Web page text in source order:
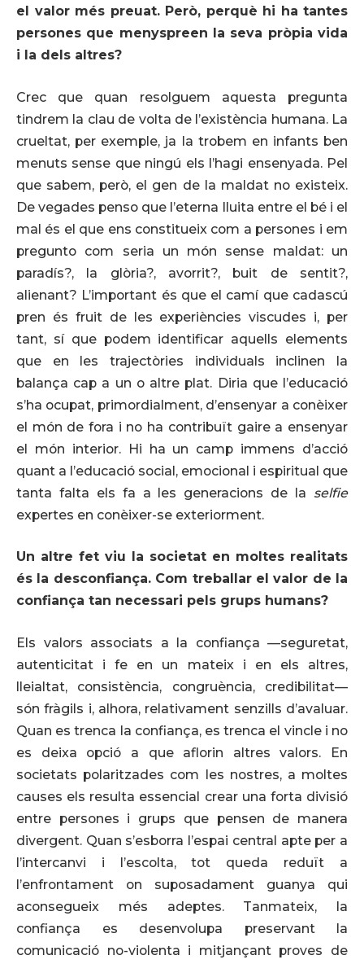
el valor més preuat. Però, perquè hi ha tantes
persones que menyspreen la seva pròpia vida
i la dels altres?
Crec que quan resolguem aquesta pregunta
tindrem la clau de volta de l’existència humana. La
crueltat, per exemple, ja la trobem en infants ben
menuts sense que ningú els l’hagi ensenyada. Pel
que sabem, però, el gen de la maldat no existeix.
De vegades penso que l’eterna lluita entre el bé i el
mal és el que ens constitueix com a persones i em
pregunto com seria un món sense maldat: un
paradís?, la glòria?, avorrit?, buit de sentit?,
alienant? L’important és que el camí que cadascú
pren és fruit de les experiències viscudes i, per
tant, sí que podem identificar aquells elements
que en les trajectòries individuals inclinen la
balança cap a un o altre plat. Diria que l’educació
s’ha ocupat, primordialment, d’ensenyar a conèixer
el món de fora i no ha contribuït gaire a ensenyar
el món interior. Hi ha un camp immens d’acció
quant a l’educació social, emocional i espiritual que
tanta falta els fa a les generacions de la selfie
expertes en conèixer-se exteriorment.
Un altre fet viu la societat en moltes realitats
és la desconfiança. Com treballar el valor de la
confiança tan necessari pels grups humans?
Els valors associats a la confiança —seguretat,
autenticitat i fe en un mateix i en els altres,
lleialtat, consistència, congruència, credibilitat—
són fràgils i, alhora, relativament senzills d’avaluar.
Quan es trenca la confiança, es trenca el vincle i no
es deixa opció a que aflorin altres valors. En
societats polaritzades com les nostres, a moltes
causes els resulta essencial crear una forta divisió
entre persones i grups que pensen de manera
divergent. Quan s’esborra l’espai central apte per a
l’intercanvi i l’escolta, tot queda reduït a
l’enfrontament on suposadament guanya qui
aconsegueix més adeptes. Tanmateix, la
confiança es desenvolupa preservant la
comunicació no-violenta i mitjançant proves de